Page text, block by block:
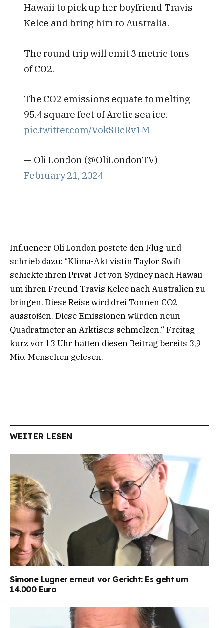
Hawaii to pick up her boyfriend Travis
Kelce and bring him to Australia.
The round trip will emit 3 metric tons
of CO2.
The CO2 emissions equate to melting
95.4 square feet of Arctic sea ice.
pic.twitter.com/VokSBcRv1M
— Oli London (@OliLondonTV)
February 21, 2024
Influencer Oli London postete den Flug und
schrieb dazu: “Klima-Aktivistin Taylor Swift
schickte ihren Privat-Jet von Sydney nach Hawaii
um ihren Freund Travis Kelce nach Australien zu
bringen. Diese Reise wird drei Tonnen CO2
ausstoßen. Diese Emissionen würden neun
Quadratmeter an Arktiseis schmelzen.“ Freitag
kurz vor 13 Uhr hatten diesen Beitrag bereits 3,9
Mio. Menschen gelesen.
WEITER LESEN
Simone Lugner erneut vor Gericht: Es geht um
14.000 Euro